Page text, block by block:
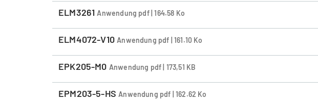
ELM3261Anwendung pdf | 164.58 Ko
ELM4072-V10Anwendung pdf | 161.10 Ko
EPK205-M0 Anwendung pdf | 173,51 KB
EPM203-5-HSAnwendung pdf | 162.62 Ko